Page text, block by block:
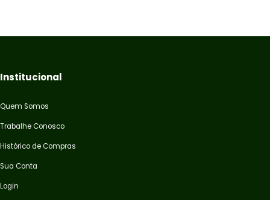
Institucional
Quem Somos
Trabalhe Conosco
Histórico de Compras
Sua Conta
Login